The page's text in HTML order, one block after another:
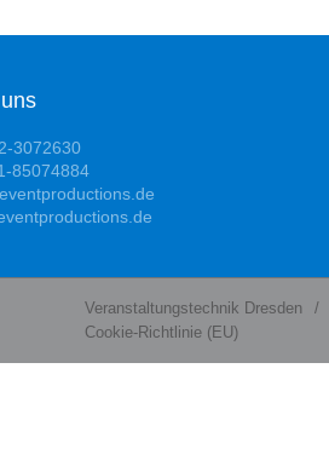
3072630
85074884
Veranstaltungstechnik Dresden /
Cookie-Richtlinie (EU)